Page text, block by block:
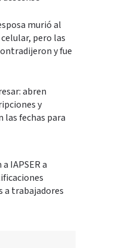
murió al
pero las
y fue
abren
y
fechas para
IAPSER a
a trabajadores